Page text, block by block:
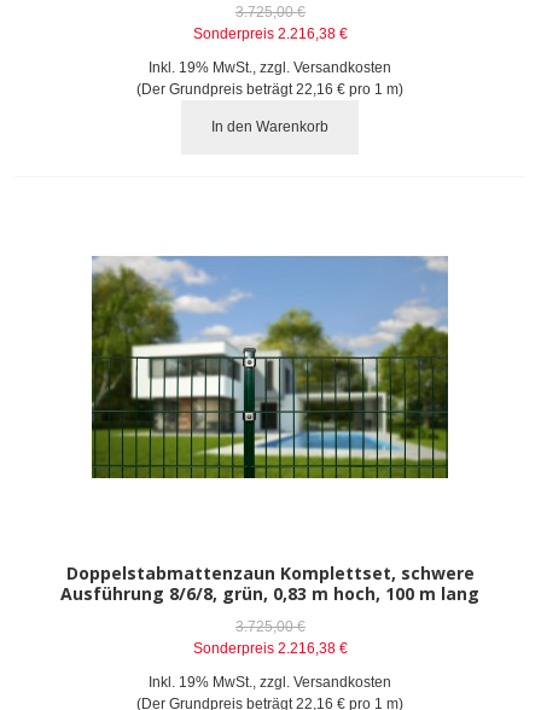
3.725,00 €
Sonderpreis 2.216,38 €
Inkl. 19% MwSt.
,zzgl.Versandkosten
(Der Grundpreis beträgt22,16 € pro 1 m)
In den Warenkorb
Doppelstabmattenzaun Komplettset, schwere
Ausführung 8/6/8, grün, 0,83 m hoch, 100 m lang
3.725,00 €
Sonderpreis 2.216,38 €
Inkl. 19% MwSt.
,zzgl.Versandkosten
(Der Grundpreis beträgt22,16 € pro 1 m)